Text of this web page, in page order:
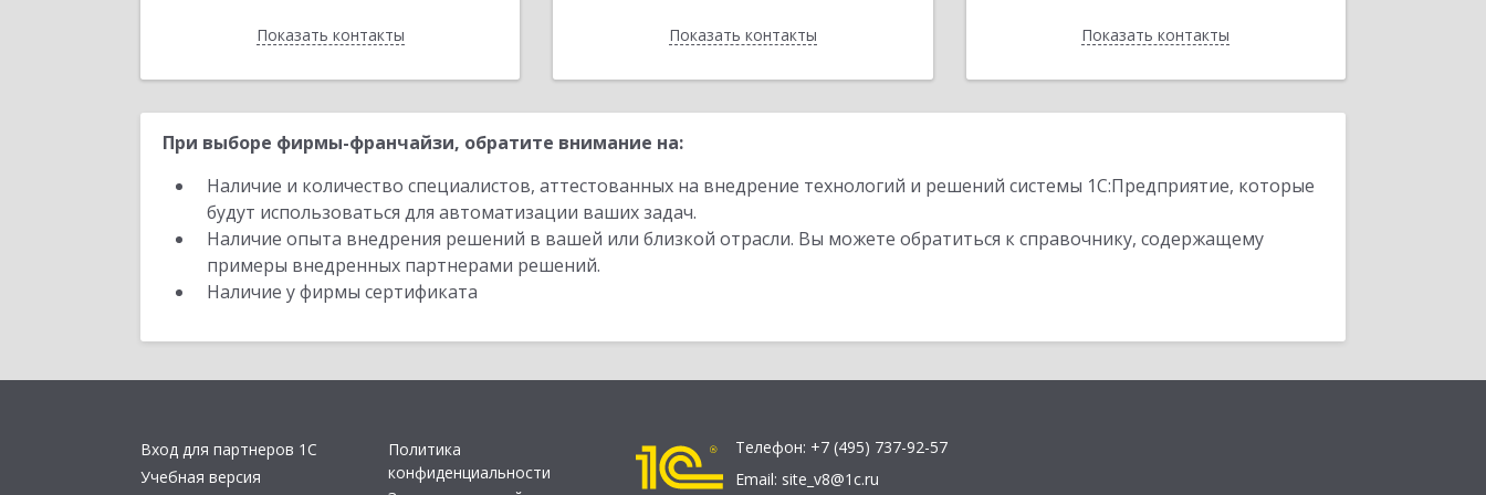
Показать контакты
Назад Показать контакты
Назад Показать контакты
Назад
При выборе фирмы-франчайзи, обратите внимание на:
Наличие и количество специалистов, аттестованных на внедрение технологий и решений системы 1С:Предприятие, которые
будут использоваться для автоматизации ваших задач.
Наличие опыта внедрения решений в вашей или близкой отрасли. Вы можете обратиться к справочнику, содержащему
примеры внедренных партнерами решений.
Наличие у фирмы сертификата
Вход для партнеров 1С
Учебная версия
Политика
конфиденциальности
Телефон: +7 (495) 737-92-57
Email: site_v8@1c.ru